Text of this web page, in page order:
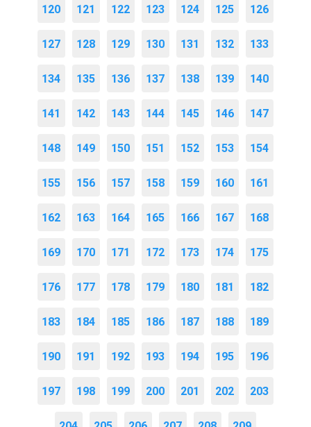
120 121 122 123 124 125 126
127 128 129 130 131 132 133
134 135 136 137 138 139 140
141 142 143 144 145 146 147
148 149 150 151 152 153 154
155 156 157 158 159 160 161
162 163 164 165 166 167 168
169 170 171 172 173 174 175
176 177 178 179 180 181 182
183 184 185 186 187 188 189
190 191 192 193 194 195 196
197 198 199 200 201 202 203